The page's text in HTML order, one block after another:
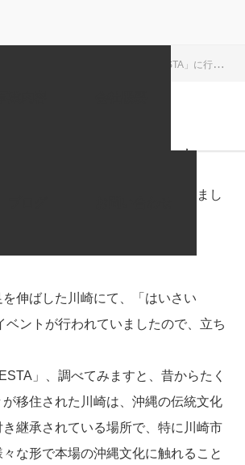
「はいさいFESTA」に行ってきました
」に行ってきました
ルデンウィークが終わってしまいまし
伸ばした川崎にて、「はいさい
ベントが行われていましたので、立ち
」、調べてみますと、昔からたく
移住された川崎は、沖縄の伝統文化
継承されている場所で、特に川崎市
な形で本場の沖縄文化に触れること